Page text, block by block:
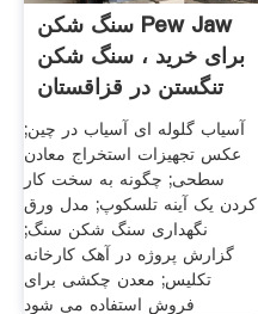
سنگ شکن Pew Jaw
برای خرید ، سنگ شکن
تنگستن در قزاقستان
آسیاب گلوله ای آسیاب در چین;
عکس تجهیزات استخراج معادن
سطحی; چگونه به سخت کار
کردن یک آینه تلسکوپ; مدل ورق
نگهداری سنگ شکن سنگ;
گزارش پروژه در آهک کارخانه
تکلیس; معدن چکشی برای
فروش استفاده می شود